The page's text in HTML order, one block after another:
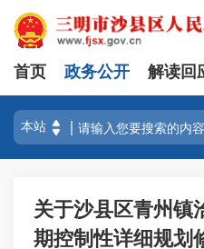
首页 政务公开 解读回
关于沙县区青州镇
期控制性详细规划